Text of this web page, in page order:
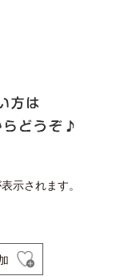
示されます。